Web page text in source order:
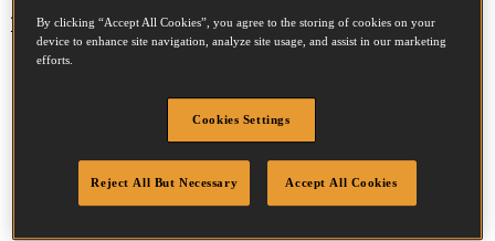
1193280Z
S2/16WC DP STAPLE 32MM 8400
32 mm
25.0 mm
Uiteenlopende
By clicking “Accept All Cookies”, you agree to the storing of cookies on your
device to enhance site navigation, analyze site usage, and assist in our marketing
efforts.
Cookies Settings
Reject All But Necessary Accept All Cookies